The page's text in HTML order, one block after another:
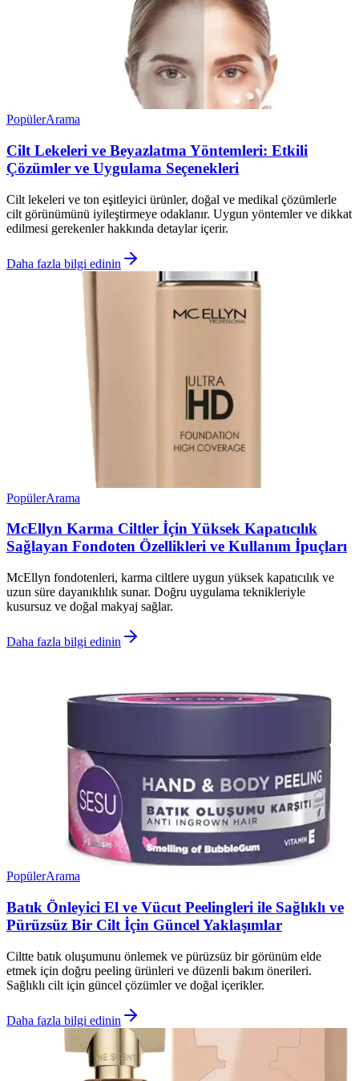
PopülerArama
Cilt Lekeleri ve Beyazlatma Yöntemleri: Etkili
Çözümler ve Uygulama Seçenekleri
Cilt lekeleri ve ton eşitleyici ürünler, doğal ve medikal çözümlerle
cilt görünümünü iyileştirmeye odaklanır. Uygun yöntemler ve dikkat
edilmesi gerekenler hakkında detaylar içerir.
Daha fazla bilgi edinin
PopülerArama
McEllyn Karma Ciltler İçin Yüksek Kapatıcılık
Sağlayan Fondoten Özellikleri ve Kullanım İpuçları
McEllyn fondotenleri, karma ciltlere uygun yüksek kapatıcılık ve
uzun süre dayanıklılık sunar. Doğru uygulama teknikleriyle
kusursuz ve doğal makyaj sağlar.
Daha fazla bilgi edinin
PopülerArama
Batık Önleyici El ve Vücut Peelingleri ile Sağlıklı ve
Pürüzsüz Bir Cilt İçin Güncel Yaklaşımlar
Ciltte batık oluşumunu önlemek ve pürüzsüz bir görünüm elde
etmek için doğru peeling ürünleri ve düzenli bakım önerileri.
Sağlıklı cilt için güncel çözümler ve doğal içerikler.
Daha fazla bilgi edinin